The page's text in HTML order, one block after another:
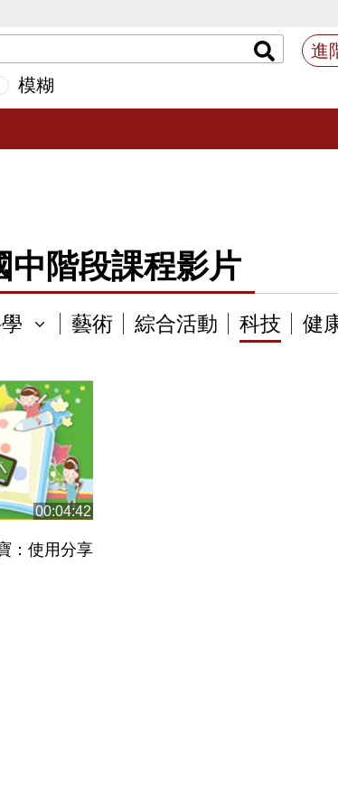
進
模糊
中階段課程影片
藝術 綜合活動 科技 健
00:04:42
：使用分享